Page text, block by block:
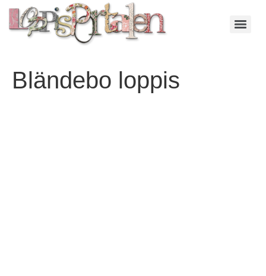
Bländebo loppis